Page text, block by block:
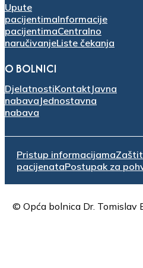
Upute
pacijentimaInformacije
pacijentimaCentralno
naručivanjeListe čekanja
O BOLNICI
DjelatnostiKontakt Javna
nabava Jednostavna
nabava
Pristup informacijama
pacijenataPostupak za
© Opća bolnica Dr. Tomislav